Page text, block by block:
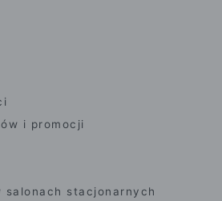
i promocji
stacjonarnych